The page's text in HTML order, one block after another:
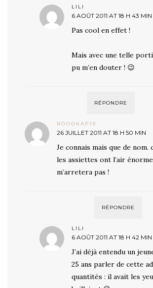
LILI
6 AOÛT 2011 AT 18 H 43 MIN
Pas cool en effet !
Mais avec une telle
pu m’en douter ! 😉
RÉPONDRE
ROODKAPJE
26 JUILLET 2011 AT 18 H 50 MIN
Je connais mais que de nom.
les assiettes ont l’air
m’arretera pas !
RÉPONDRE
LILI
6 AOÛT 2011 AT 18 H 42 MIN
J’ai déjà entendu un
25 ans parler de cette
quantités : il avait les